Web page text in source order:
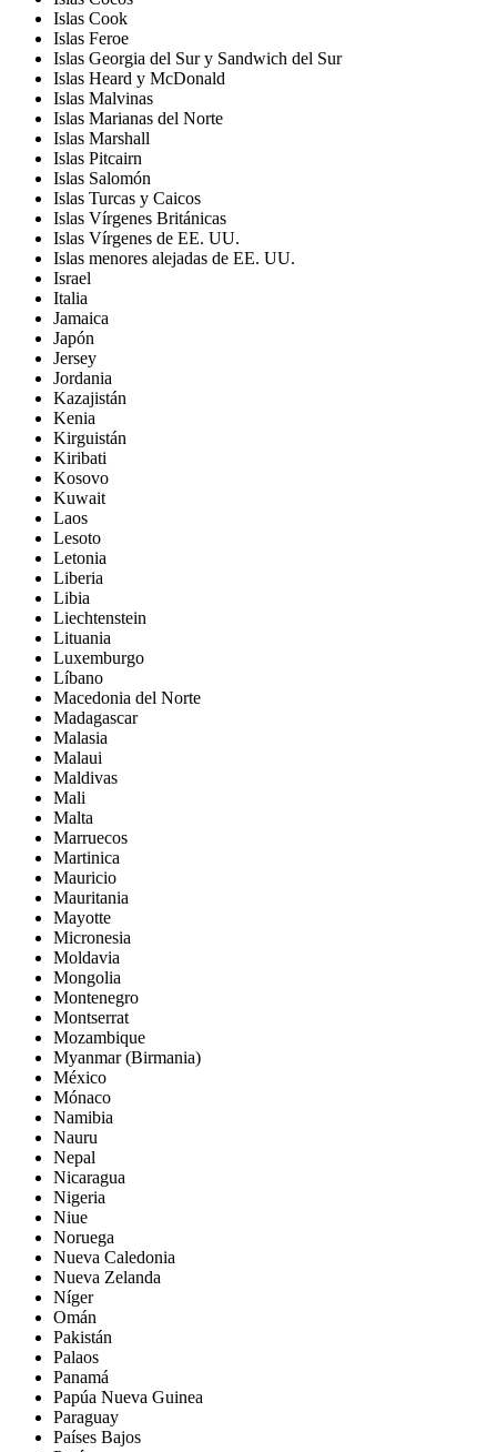
Islas Cook
Islas Feroe
Islas Georgia del Sur y Sandwich del Sur
Islas Heard y McDonald
Islas Malvinas
Islas Marianas del Norte
Islas Marshall
Islas Pitcairn
Islas Salomón
Islas Turcas y Caicos
Islas Vírgenes Británicas
Islas Vírgenes de EE. UU.
Islas menores alejadas de EE. UU.
Israel
Italia
Jamaica
Japón
Jersey
Jordania
Kazajistán
Kenia
Kirguistán
Kiribati
Kosovo
Kuwait
Laos
Lesoto
Letonia
Liberia
Libia
Liechtenstein
Lituania
Luxemburgo
Líbano
Macedonia del Norte
Madagascar
Malasia
Malaui
Maldivas
Mali
Malta
Marruecos
Martinica
Mauricio
Mauritania
Mayotte
Micronesia
Moldavia
Mongolia
Montenegro
Montserrat
Mozambique
Myanmar (Birmania)
México
Mónaco
Namibia
Nauru
Nepal
Nicaragua
Nigeria
Niue
Noruega
Nueva Caledonia
Nueva Zelanda
Níger
Omán
Pakistán
Palaos
Panamá
Papúa Nueva Guinea
Paraguay
Países Bajos